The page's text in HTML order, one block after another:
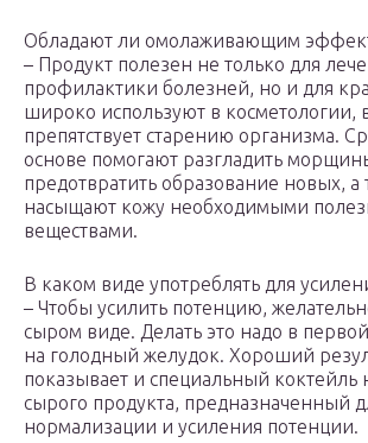
Обладают ли омолаживающим
– Продукт полезен не только для
профилактики болезней, но и для
широко используют в косметологии,
препятствует старению организма.
основе помогают разгладить
предотвратить образование новых, а
насыщают кожу необходимыми
веществами.
В каком виде употреблять для
– Чтобы усилить потенцию,
сыром виде. Делать это надо в
на голодный желудок. Хороший
показывает и специальный коктейль
сырого продукта, предназначенный
нормализации и усиления потенции.